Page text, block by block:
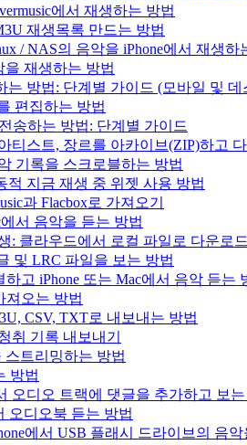
에서 재생하는 방법
재생목록 만드는 방법
/ NAS의 음악을 iPhone에서 재생하
을 재생하는 방법
는 방법: 단계별 가이드 (모바일 및 데
편집하는 방법
송하는 방법: 단계별 가이드
티스트, 장르를 아카이브(ZIP)하고
기록을 스크로블하는 방법
적 지금 재생 중 위젯 사용 방법
과 Flacbox로 가져오기
서 음악을 듣는 방법
: 클라우드에서 로컬 파일로 다운로
및 LRC 파일을 보는 방법
고 iPhone 또는 Mac에서 음악 듣는
져오는 방법
CSV, TXT로 내보내는 방법
취 기록 내보내기
스트리밍하는 방법
방법
오디오 트랙에 댓글을 추가하고 보
오디오북 듣는 방법
에서 USB 플래시 드라이브의 음